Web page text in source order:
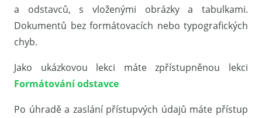
a odstavců, s vloženými obrázky a tabulkami.
Dokumentů bez formátovacích nebo typografických
chyb.
Jako ukázkovou lekci máte zpřístupněnou lekci
Formátování odstavce
Po úhradě a zaslání přístupvých údajů máte přístup